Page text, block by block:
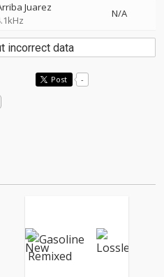
Juarez
N/A
incorrect data
Post -